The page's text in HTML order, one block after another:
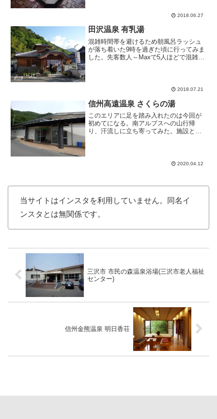
2018.06.27
田沢温泉 有乳湯
混雑時間帯を避けるため朝風呂ラッシュ
が落ち着いた9時を過ぎた頃に行ってみま
した。先客数人～Maxで5人ほどで混雑も
2018.07.21
信州高遠温泉 さくらの湯
このエリアに足を踏み入れたのは今回が
初めてになる。南アルプスへの山行帰
り、汗流しに立ち寄ってみた。施設とし
2020.04.12
当サイトはインスタを利用していません。同名イ
ンスタとは無関係です。
三沢市 市民の森温泉浴場(三沢市老人福祉
センター)
信州金熊温泉 明日香荘